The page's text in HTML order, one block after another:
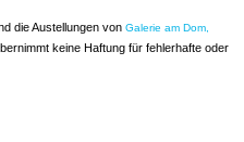
die Austellungen von Galerie am Dom,
keine Haftung für fehlerhafte oder